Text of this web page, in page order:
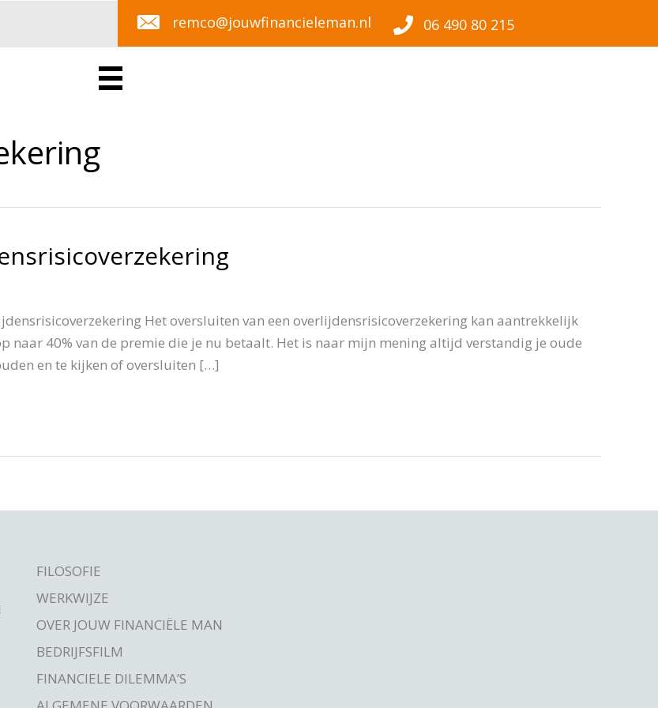
remco@jouwfinancieleman.nl 06 490 80 215
Het oversluiten van een overlijdensrisicoverzekering kan aantrekkelijk
naar 40% van de premie die je nu betaalt. Het is naar mijn mening altijd verstandig je oude
en te kijken of oversluiten […]
FILOSOFIE
WERKWIJZE
OVER JOUW FINANCIËLE MAN
BEDRIJFSFILM
FINANCIELE DILEMMA’S